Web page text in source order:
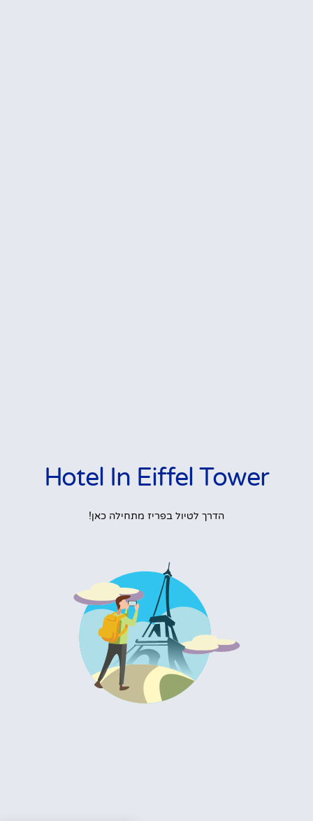
Hotel In Eiffel Tower
הדרך לטיול בפריז מתחילה כאן!